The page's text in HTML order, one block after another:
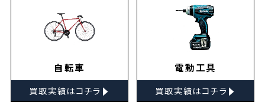
自転車
買取実績はコチラ ▸
電動工具
買取実績はコチラ ▸